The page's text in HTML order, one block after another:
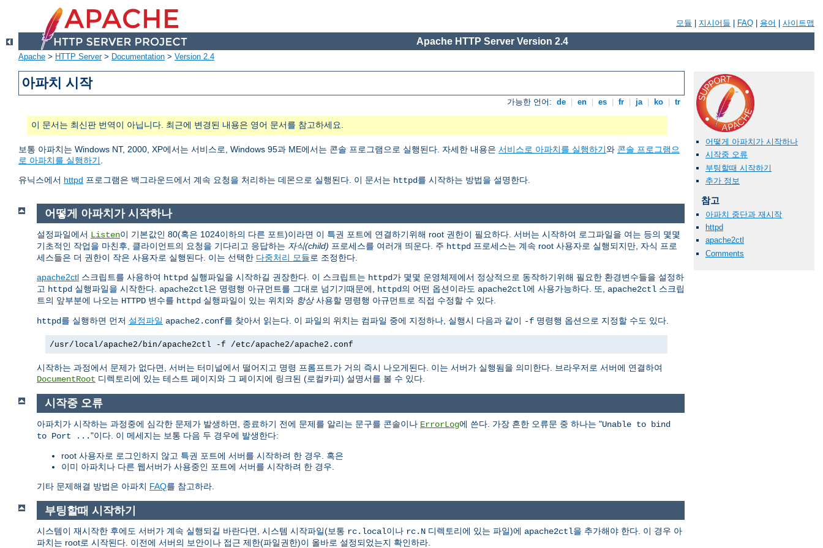
모듈 지시어들 FAQ 용어 사이트맵
Apache HTTP Server Version 2.4
Apache > HTTP Server> Documentation > Version 2.4
아파치 시작
가능한 언어: de en es fr ja ko tr
이 문서는 최신판 번역이 아닙니다. 최근에 변경된 내용은 영어 문서를 참고하세요.
보통 아파치는 Windows NT, 2000, XP에서는 서비스로, Windows 95과 ME에서는 콘솔 프로그램으로 실행된다. 자세한 내용은 서비스로 아파치를 실행하기와 콘솔 프로그램으
로 아파치를 실행하기.
유닉스에서 httpd 프로그램은 백그라운드에서 계속 요청을 처리하는 데몬으로 실행된다. 이 문서는 httpd를 시작하는 방법을 설명한다.
어떻게 아파치가 시작하나
시작중 오류
부팅할때 시작하기
추가 정보
참고
아파치 중단과 재시작
httpd
apache2ctl
Comments
어떻게 아파치가 시작하나
설정파일에서 Listen이 기본값인 80(혹은 1024이하의 다른 포트)이라면 이 특권 포트에 연결하기위해 root 권한이 필요하다. 서버는 시작하여 로그파일을 여는 등의 몇몇
기초적인 작업을 마친후, 클라이언트의 요청을 기다리고 응답하는 자식(child) 프로세스를 여러개 띄운다. 주 httpd 프로세스는 계속 root 사용자로 실행되지만, 자식 프로
세스들은 더 권한이 작은 사용자로 실행된다. 이는 선택한 다중처리 모듈로 조정한다.
apache2ctl 스크립트를 사용하여 httpd 실행파일을 시작하길 권장한다. 이 스크립트는 httpd가 몇몇 운영체제에서 정상적으로 동작하기위해 필요한 환경변수들을 설정하
고 httpd 실행파일을 시작한다. apache2ctl은 명령행 아규먼트를 그대로 넘기기때문에, httpd의 어떤 옵션이라도 apache2ctl에 사용가능하다. 또, apache2ctl 스크립
트의 앞부분에 나오는 HTTPD 변수를 httpd 실행파일이 있는 위치와 항상사용할 명령행 아규먼트로 직접 수정할 수 있다.
httpd를 실행하면 먼저 설정파일 apache2.conf를 찾아서 읽는다. 이 파일의 위치는 컴파일 중에 지정하나, 실행시 다음과 같이 -f 명령행 옵션으로 지정할 수도 있다.
/usr/local/apache2/bin/apache2ctl -f /etc/apache2/apache2.conf
시작하는 과정에서 문제가 없다면, 서버는 터미널에서 떨어지고 명령 프롬프트가 거의 즉시 나오게된다. 이는 서버가 실행됨을 의미한다. 브라우저로 서버에 연결하여
DocumentRoot 디렉토리에 있는 테스트 페이지와 그 페이지에 링크된 (로컬카피) 설명서를 볼 수 있다.
시작중 오류
아파치가 시작하는 과정중에 심각한 문제가 발생하면, 종료하기 전에 문제를 알리는 문구를 콘솔이나 ErrorLog에 쓴다. 가장 흔한 오류문 중 하나는 "Unable to bind
to Port ..."이다. 이 메세지는 보통 다음 두 경우에 발생한다:
root 사용자로 로그인하지 않고 특권 포트에 서버를 시작하려 한 경우. 혹은
이미 아파치나 다른 웹서버가 사용중인 포트에 서버를 시작하려 한 경우.
기타 문제해결 방법은 아파치 FAQ를 참고하라.
부팅할때 시작하기
시스템이 재시작한 후에도 서버가 계속 실행되길 바란다면, 시스템 시작파일(보통 rc.local이나 rc.N 디렉토리에 있는 파일)에 apache2ctl을 추가해야 한다. 이 경우 아
파치는 root로 시작된다. 이전에 서버의 보안이나 접근 제한(파일권한)이 올바로 설정되었는지 확인하라.